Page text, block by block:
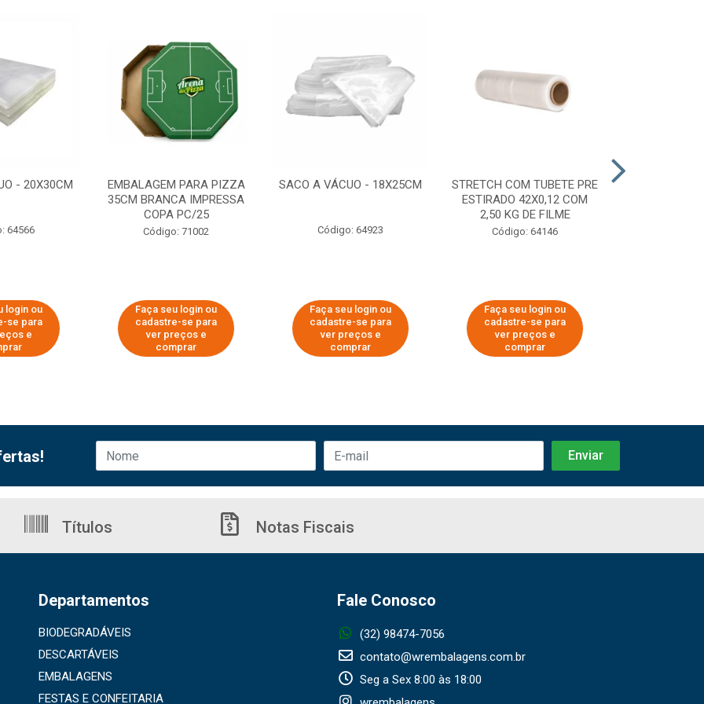
- 20X30CM
64566
login ou
se para
e
EMBALAGEM PARA PIZZA
35CM BRANCA IMPRESSA
COPA PC/25
Código: 71002
Faça seu login ou
cadastre-se para
ver preços e
comprar
SACO A VÁCUO - 18X25CM
Código: 64923
Faça seu login ou
cadastre-se para
ver preços e
comprar
STRETCH COM TUBETE PRE
ESTIRADO 42X0,12 COM
2,50 KG DE FILME
Código: 64146
Faça seu login ou
cadastre-se para
ver preços e
comprar
Títulos Notas Fiscais
Departamentos
BIODEGRADÁVEIS
DESCARTÁVEIS
EMBALAGENS
FESTAS E CONFEITARIA
Fale Conosco
(32) 98474-7056
contato@wrembalagens.com.br
Seg a Sex 8:00 às 18:00